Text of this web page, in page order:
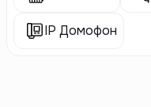
IP Домофон